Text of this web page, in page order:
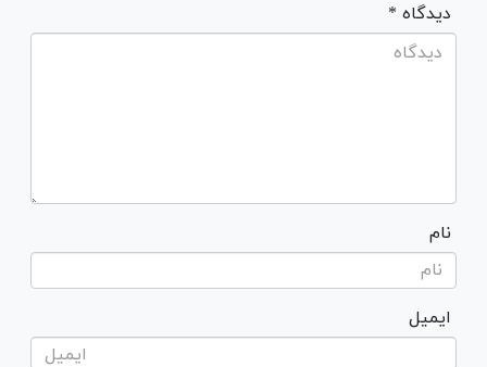
* دیدگاه
نام
ایمیل